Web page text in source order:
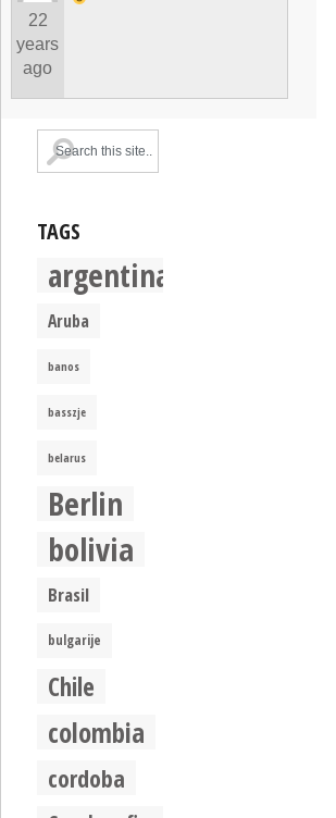
22
years
ago
TAGS
argentina
Aruba
banos
basszje
belarus
Berlin
bolivia
Brasil
bulgarije
Chile
colombia
cordoba